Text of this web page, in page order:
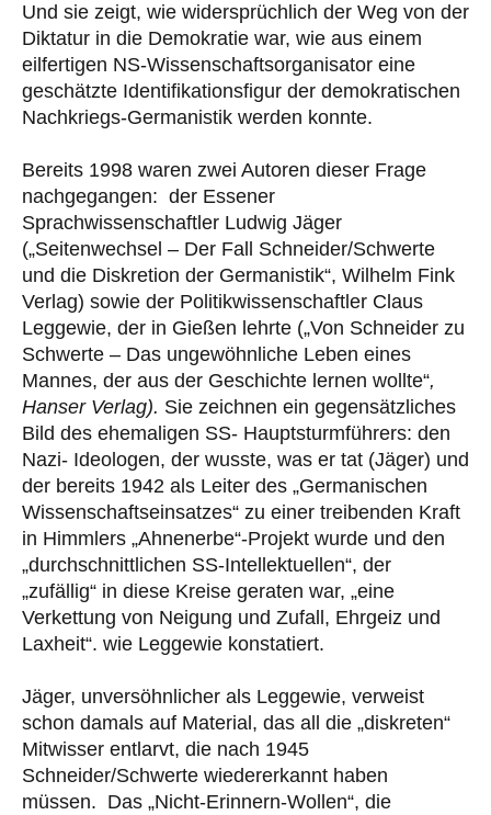
Und sie zeigt, wie widersprüchlich der Weg von der
Diktatur in die Demokratie war, wie aus einem
eilfertigen NS-Wissenschaftsorganisator eine
geschätzte Identifikationsfigur der demokratischen
Nachkriegs-Germanistik werden konnte.
Bereits 1998 waren zwei Autoren dieser Frage
nachgegangen: der Essener
Sprachwissenschaftler Ludwig Jäger
(„Seitenwechsel – Der Fall Schneider/Schwerte
und die Diskretion der Germanistik“, Wilhelm Fink
Verlag) sowie der Politikwissenschaftler Claus
Leggewie, der in Gießen lehrte („Von Schneider zu
Schwerte – Das ungewöhnliche Leben eines
Mannes, der aus der Geschichte lernen wollte“,
Hanser Verlag). Sie zeichnen ein gegensätzliches
Bild des ehemaligen SS- Hauptsturmführers: den
Nazi- Ideologen, der wusste, was er tat (Jäger) und
der bereits 1942 als Leiter des „Germanischen
Wissenschaftseinsatzes“ zu einer treibenden Kraft
in Himmlers „Ahnenerbe“-Projekt wurde und den
„durchschnittlichen SS-Intellektuellen“, der
„zufällig“ in diese Kreise geraten war, „eine
Verkettung von Neigung und Zufall, Ehrgeiz und
Laxheit“. wie Leggewie konstatiert.
Jäger, unversöhnlicher als Leggewie, verweist
schon damals auf Material, das all die „diskreten“
Mitwisser entlarvt, die nach 1945
Schneider/Schwerte wiedererkannt haben
müssen. Das „Nicht-Erinnern-Wollen“, die